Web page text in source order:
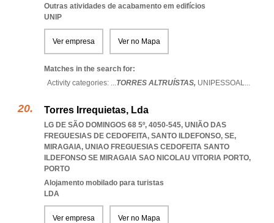
Outras atividades de acabamento em edifícios
UNIP
Ver empresa Ver no Mapa
Matches in the search for:
Activity categories: ...TORRES ALTRUÍSTAS, UNIPESSOAL...
Torres Irrequietas, Lda
LG DE SÃO DOMINGOS 68 5º, 4050-545, UNIÃO DAS
FREGUESIAS DE CEDOFEITA, SANTO ILDEFONSO, SE,
MIRAGAIA, UNIAO FREGUESIAS CEDOFEITA SANTO
ILDEFONSO SE MIRAGAIA SAO NICOLAU VITORIA PORTO,
PORTO
Alojamento mobilado para turistas
LDA
Ver empresa Ver no Mapa